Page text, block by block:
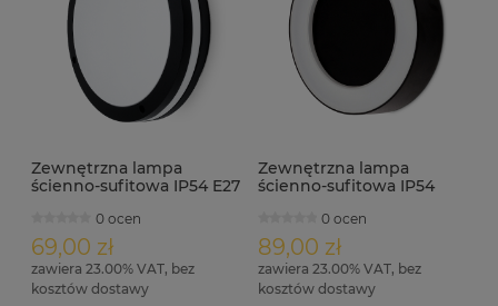
Zewnętrzna lampa
ścienno-sufitowa IP54 E27
0 ocen
69,00 zł
zawiera 23.00% VAT, bez
kosztów dostawy
Zewnętrzna lampa
ścienno-sufitowa IP54
0 ocen
89,00 zł
zawiera 23.00% VAT, bez
kosztów dostawy